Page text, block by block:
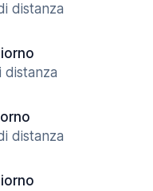
distanza
distanza